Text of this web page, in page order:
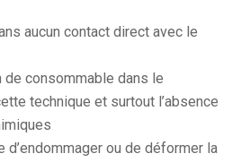
aucun contact direct avec le
de consommable dans le
technique et surtout l’absence
d’endommager ou de déformer la